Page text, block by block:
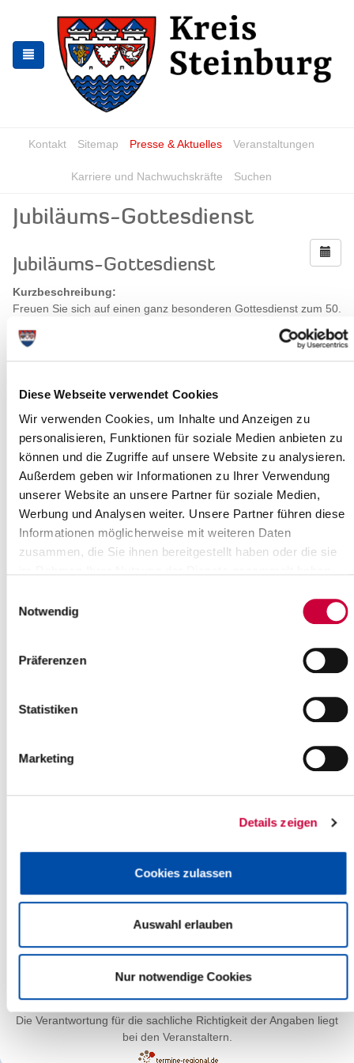
Diese Webseite verwendet Cookies
Wir verwenden Cookies, um Inhalte und Anzeigen zu
personalisieren, Funktionen für soziale Medien anbieten zu
können und die Zugriffe auf unsere Website zu analysieren.
Außerdem geben wir Informationen zu Ihrer Verwendung
unserer Website an unsere Partner für soziale Medien,
Werbung und Analysen weiter. Unsere Partner führen diese
Informationen möglicherweise mit weiteren Daten
zusammen, die Sie ihnen bereitgestellt haben oder die sie
Notwendig
Präferenzen
Statistiken
Marketing
Details zeigen
Cookies zulassen
Auswahl erlauben
Nur notwendige Cookies
springen
springen
Kontakt Sitemap Presse & Aktuelles Veranstaltungen
Karriere und Nachwuchskräfte Suchen
Jubiläums-Gottesdienst
Jubiläums-Gottesdienst
Kurzbeschreibung:
Freuen Sie sich auf einen ganz besonderen Gottesdienst zum 50.
Wann?
Sonntag, 30.11.2025
17:00 Uhr
St. Johannes-Gemeindezentrum, St. Johannes-Platz 1
,Kremperheide
Kategorie:
Gottesdienste , Veranstaltung
Quelle
Ev.-Luth. St. Johannes-Kirchengemeinde Kremperheide
Sankt Johannes-Platz 1
-
Leaflet| ©OpenStreetMap
Die Verantwortung für die sachliche Richtigkeit der Angaben liegt
bei den Veranstaltern.